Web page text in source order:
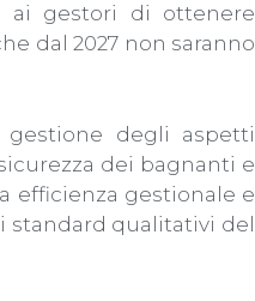
ai gestori di ottenere
dal 2027 non saranno
degli aspetti
dei bagnanti e
efficienza gestionale e
standard qualitativi del